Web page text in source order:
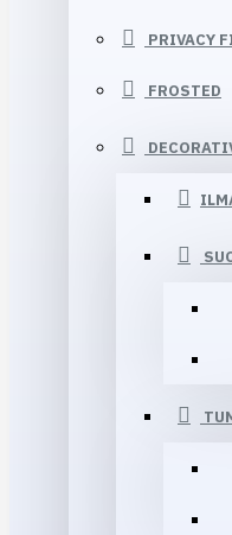
PRIVACY
FROSTED